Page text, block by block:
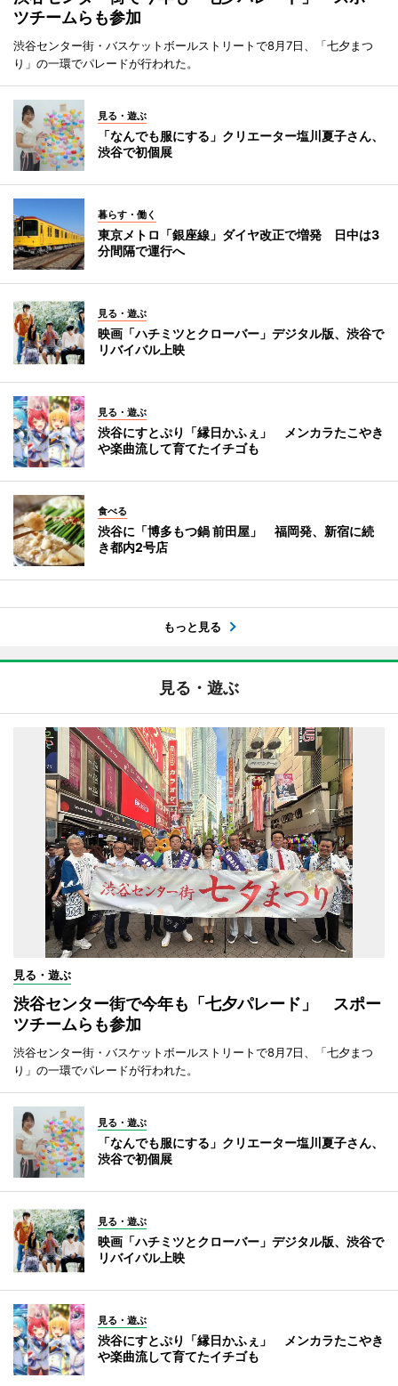
ツチームらも参加
渋谷センター街・バスケットボールストリートで8月7日、「七夕まつ
り」の一環でパレードが行われた。
見る・遊ぶ
「なんでも服にする」クリエーター塩川夏子さん、
渋谷で初個展
暮らす・働く
東京メトロ「銀座線」ダイヤ改正で増発 日中は3
分間隔で運行へ
見る・遊ぶ
映画「ハチミツとクローバー」デジタル版、渋谷で
リバイバル上映
見る・遊ぶ
渋谷にすとぷり「縁日かふぇ」 メンカラたこやき
や楽曲流して育てたイチゴも
食べる
渋谷に「博多もつ鍋 前田屋」 福岡発、新宿に続
き都内2号店
もっと見る
見る・遊ぶ
見る・遊ぶ
渋谷センター街で今年も「七夕パレード」 スポー
ツチームらも参加
渋谷センター街・バスケットボールストリートで8月7日、「七夕まつ
り」の一環でパレードが行われた。
見る・遊ぶ
「なんでも服にする」クリエーター塩川夏子さん、
渋谷で初個展
見る・遊ぶ
映画「ハチミツとクローバー」デジタル版、渋谷で
リバイバル上映
見る・遊ぶ
渋谷にすとぷり「縁日かふぇ」 メンカラたこやき
や楽曲流して育てたイチゴも